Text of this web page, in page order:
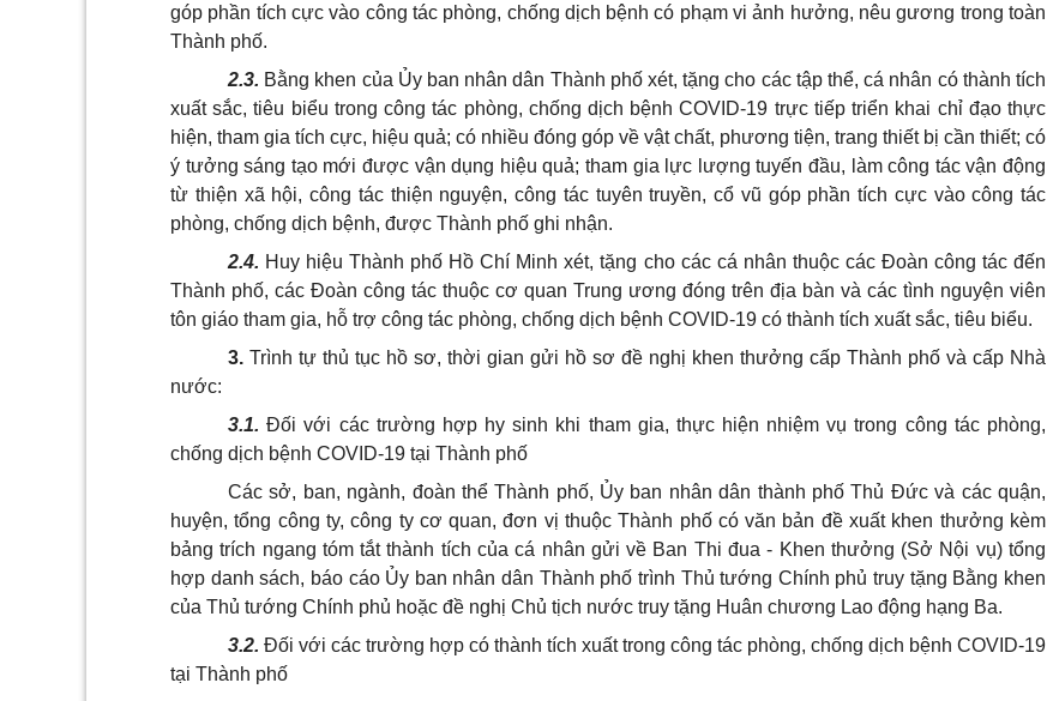
góp phần tích cực vào công tác phòng, chống dịch bệnh có phạm vi ảnh hưởng, nêu gương trong toàn
Thành phố.
2.3. Bằng khen của Ủy ban nhân dân Thành phố xét, tặng cho các tập thể, cá nhân có thành tích
xuất sắc, tiêu biểu trong công tác phòng, chống dịch bệnh COVID-19 trực tiếp triển khai chỉ đạo thực
hiện, tham gia tích cực, hiệu quả; có nhiều đóng góp về vật chất, phương tiện, trang thiết bị cần thiết; có
ý tưởng sáng tạo mới được vận dụng hiệu quả; tham gia lực lượng tuyến đầu, làm công tác vận động
từ thiện xã hội, công tác thiện nguyện, công tác tuyên truyền, cổ vũ góp phần tích cực vào công tác
phòng, chống dịch bệnh, được Thành phố ghi nhận.
2.4. Huy hiệu Thành phố Hồ Chí Minh xét, tặng cho các cá nhân thuộc các Đoàn công tác đến
Thành phố, các Đoàn công tác thuộc cơ quan Trung ương đóng trên địa bàn và các tình nguyện viên
tôn giáo tham gia, hỗ trợ công tác phòng, chống dịch bệnh COVID-19 có thành tích xuất sắc, tiêu biểu.
3. Trình tự thủ tục hồ sơ, thời gian gửi hồ sơ đề nghị khen thưởng cấp Thành phố và cấp Nhà
nước:
3.1. Đối với các trường hợp hy sinh khi tham gia, thực hiện nhiệm vụ trong công tác phòng,
chống dịch bệnh COVID-19 tại Thành phố
Các sở, ban, ngành, đoàn thể Thành phố, Ủy ban nhân dân thành phố Thủ Đức và các quận,
huyện, tổng công ty, công ty cơ quan, đơn vị thuộc Thành phố có văn bản đề xuất khen thưởng kèm
bảng trích ngang tóm tắt thành tích của cá nhân gửi về Ban Thi đua - Khen thưởng (Sở Nội vụ) tổng
hợp danh sách, báo cáo Ủy ban nhân dân Thành phố trình Thủ tướng Chính phủ truy tặng Bằng khen
của Thủ tướng Chính phủ hoặc đề nghị Chủ tịch nước truy tặng Huân chương Lao động hạng Ba.
3.2. Đối với các trường hợp có thành tích xuất trong công tác phòng, chống dịch bệnh COVID-19
tại Thành phố